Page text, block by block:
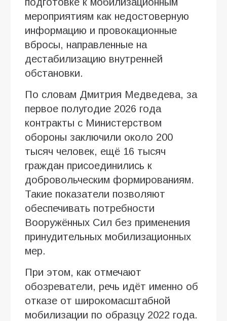
мероприятиям как недостоверную
информацию и провокационные
вбросы, направленные на
дестабилизацию внутренней
обстановки.
По словам Дмитрия Медведева, за
первое полугодие 2026 года
контракты с Министерством
обороны заключили около 200
тысяч человек, ещё 16 тысяч
граждан присоединились к
добровольческим формированиям.
Такие показатели позволяют
обеспечивать потребности
Вооружённых Сил без применения
принудительных мобилизационных
мер.
При этом, как отмечают
обозреватели, речь идёт именно об
отказе от широкомасштабной
мобилизации по образцу 2022 года.